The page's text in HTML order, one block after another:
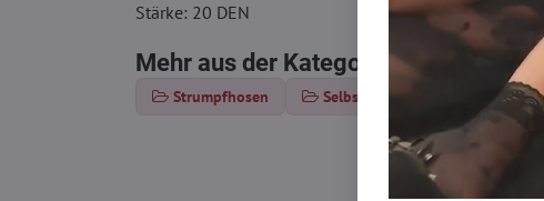
Stärke: 20 DEN
Mehr aus der Kategorie
Strumpfhosen Selbsttragende Strümpfe